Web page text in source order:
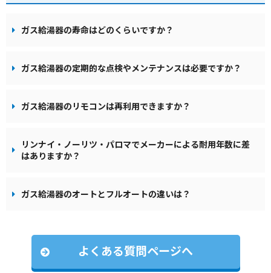
ガス給湯器の寿命はどのくらいですか？
ガス給湯器の定期的な点検やメンテナンスは必要ですか？
ガス給湯器のリモコンは再利用できますか？
リンナイ・ノーリツ・パロマでメーカーによる耐用年数に差
はありますか？
ガス給湯器のオートとフルオートの違いは？
よくある質問ページへ